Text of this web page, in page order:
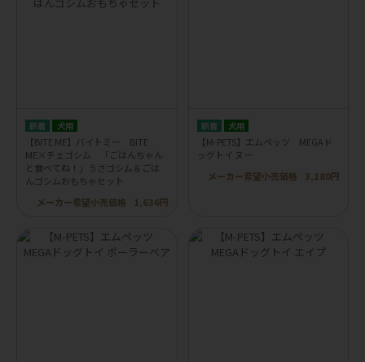
犬用
【BITE ME】バイトミー BITE
ME×チェゴシム 「ごはんちゃん
と食べてね！」うさゴシム＆ごは
んゴシムおもちゃセット
メーカー希望小売価格
1,636円
犬用
【M-PETS】エムペッツ MEGAド
ッグトイ ヌー
メーカー希望小売価格
3,180円